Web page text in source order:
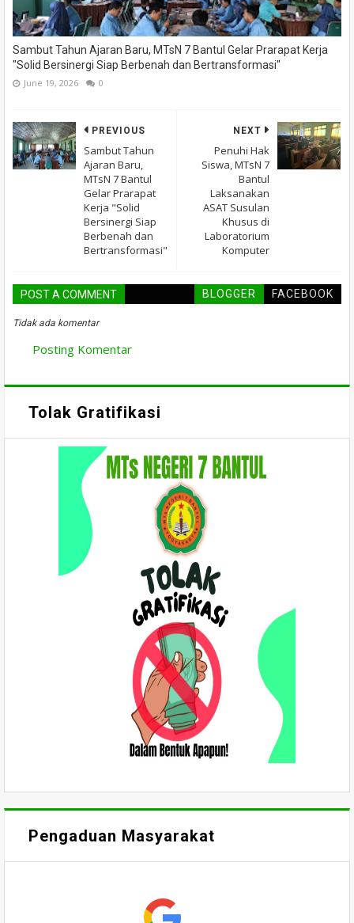
Sambut Tahun Ajaran Baru, MTsN 7 Bantul Gelar Prarapat Kerja
"Solid Bersinergi Siap Berbenah dan Bertransformasi"
June 19, 2026 0
NEXT
Penuhi Hak
Siswa, MTsN 7
Bantul
Laksanakan
ASAT Susulan
Khusus di
Laboratorium
Komputer
PREVIOUS
Sambut Tahun
Ajaran Baru,
MTsN 7 Bantul
Gelar Prarapat
Kerja "Solid
Bersinergi Siap
Berbenah dan
Bertransformasi"
POST A COMMENT BLOGGER FACEBOOK
Tidak ada komentar
Posting Komentar
Tolak Gratifikasi
Pengaduan Masyarakat